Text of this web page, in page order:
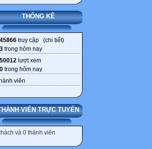
THỐNG KÊ
truy cập (chi tiết)
trong hôm nay
lượt xem
trong hôm nay
viên
VIÊN TRỰC TUYẾN
và 0 thành viên